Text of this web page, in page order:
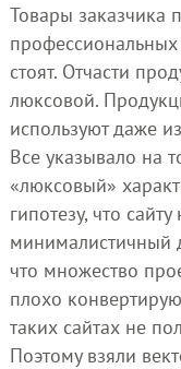
Товары заказчика
стоят. Отчасти
люксовой.
используют даже
Все указывало на
«люксовый»
гипотезу, что
минималистичный
что множество
плохо
таких сайтах не
Поэтому взяли